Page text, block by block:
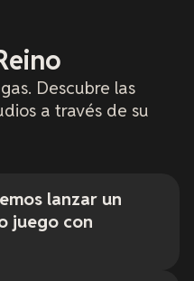
Descubre las
a través de su
lanzar un
juego con